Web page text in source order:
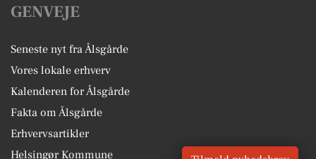
GENVEJE
Seneste nyt fra Ålsgårde
Vores lokale erhverv
Kalenderen for Ålsgårde
Fakta om Ålsgårde
Erhvervsartikler
Helsingør Kommune